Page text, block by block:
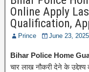
Online Apply
Qualification,
Prince June 23, 2025
Bihar Police Home
चार लाख नौकरी देने के उद्देश्य